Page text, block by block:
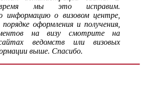
мы это исправим.
информацию о визовом центре,
оформления и получения,
на визу смотрите на
ведомств или визовых
выше. Спасибо.